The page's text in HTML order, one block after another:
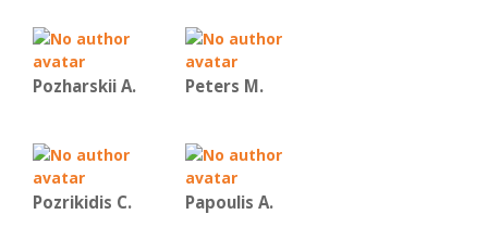
Pozharskii A. Peters M.
Pozrikidis C. Papoulis A.